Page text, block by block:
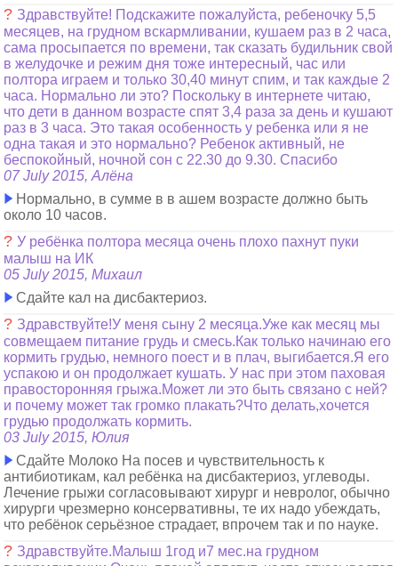
? Здравствуйте! Подскажите пожалуйста, ребеночку 5,5
месяцев, на грудном вскармливании, кушаем раз в 2 часа,
сама просыпается по времени, так сказать будильник свой
в желудочке и режим дня тоже интересный, час или
полтора играем и только 30,40 минут спим, и так каждые 2
часа. Нормально ли это? Поскольку в интернете читаю,
что дети в данном возрасте спят 3,4 раза за день и кушают
раз в 3 часа. Это такая особенность у ребенка или я не
одна такая и это нормально? Ребенок активный, не
беспокойный, ночной сон с 22.30 до 9.30. Спасибо
07 July 2015, Алёна
Нормально, в сумме в в ашем возрасте должно быть
около 10 часов.
?У ребёнка полтора месяца очень плохо пахнут пуки
малыш на ИК
05 July 2015, Михаил
Сдайте кал на дисбактериоз.
? Здравствуйте!У меня сыну 2 месяца.Уже как месяц мы
совмещаем питание грудь и смесь.Как только начинаю его
кормить грудью, немного поест и в плач, выгибается.Я его
успакою и он продолжает кушать. У нас при этом паховая
правосторонняя грыжа.Может ли это быть связано с ней?
и почему может так громко плакать?Что делать,хочется
грудью продолжать кормить.
03 July 2015, Юлия
Сдайте Молоко На посев и чувствительность к
антибиотикам, кал ребёнка на дисбактериоз, углеводы.
Лечение грыжи согласовывают хирург и невролог, обычно
хирурги чрезмерно консервативны, те их надо убеждать,
что ребёнок серьёзное страдает, впрочем так и по науке.
? Здравствуйте.Малыш 1год и7 мес.на грудном